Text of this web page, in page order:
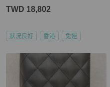
TWD 18,802
狀況良好 香港 免運